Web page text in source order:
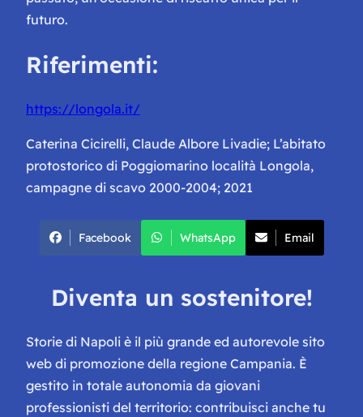
futuro.
Riferimenti:
https://longola.it/
Caterina Cicirelli, Claude Albore Livadie; L’abitato
protostorico di Poggiomarino località Longola,
campagne di scavo 2000-2004; 2021
Facebook WhatsApp Email
Diventa un sostenitore!
Storie di Napoli è il più grande ed autorevole sito
web di promozione della regione Campania. È
gestito in totale autonomia da giovani
professionisti del territorio: contribuisci anche tu